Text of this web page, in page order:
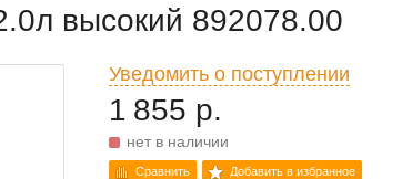
высокий 892078.00
Уведомить о поступлении
1 855 р.
нет в наличии
Сравнить Добавить в избранное